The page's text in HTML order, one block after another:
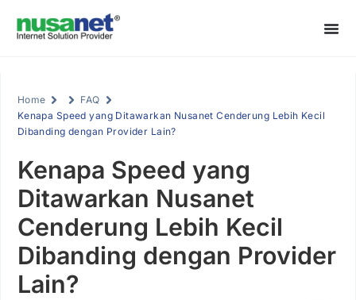
Home
FAQ
Kenapa Speed yang Ditawarkan Nusanet Cenderung Lebih Kecil
Dibanding dengan Provider Lain?
Kenapa Speed yang
Ditawarkan Nusanet
Cenderung Lebih Kecil
Dibanding dengan Provider
Lain?